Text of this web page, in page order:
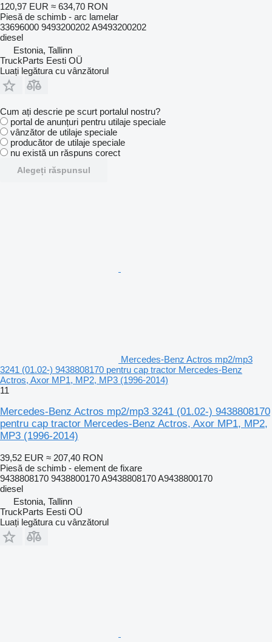
120,97 EUR ≈ 634,70 RON
Piesă de schimb - arc lamelar
33696000 9493200202 A9493200202
diesel
Estonia, Tallinn
TruckParts Eesti OÜ
Luați legătura cu vânzătorul
Cum ați descrie pe scurt portalul nostru?
portal de anunțuri pentru utilaje speciale
vânzător de utilaje speciale
producător de utilaje speciale
nu există un răspuns corect
Alegeți răspunsul
Mercedes-Benz Actros mp2/mp3
3241 (01.02-) 9438808170 pentru cap tractor Mercedes-Benz
Actros, Axor MP1, MP2, MP3 (1996-2014)
11
Mercedes-Benz Actros mp2/mp3 3241 (01.02-) 9438808170
pentru cap tractor Mercedes-Benz Actros, Axor MP1, MP2,
MP3 (1996-2014)
39,52 EUR ≈ 207,40 RON
Piesă de schimb - element de fixare
9438808170 9438800170 A9438808170 A9438800170
diesel
Estonia, Tallinn
TruckParts Eesti OÜ
Luați legătura cu vânzătorul